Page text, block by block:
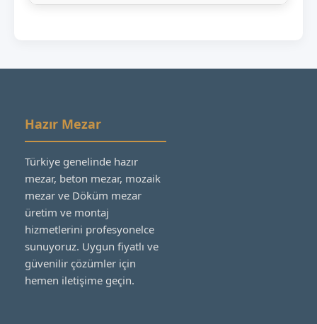
Hazır Mezar
Türkiye genelinde hazır
mezar, beton mezar, mozaik
mezar ve Döküm mezar
üretim ve montaj
hizmetlerini profesyonelce
sunuyoruz. Uygun fiyatlı ve
güvenilir çözümler için
hemen iletişime geçin.